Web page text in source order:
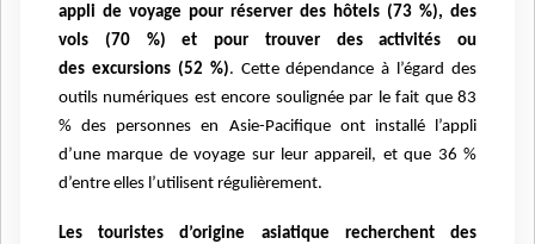
appli de voyage pour réserver des hôtels (73 %), des
vols (70 %) et pour trouver des activités ou
des excursions (52 %). Cette dépendance à l’égard des
outils numériques est encore soulignée par le fait que 83
%des personnes en Asie-Pacifique ont installé l’appli
d’une marque de voyage sur leur appareil, et que 36 %
d’entre elles l’utilisent régulièrement.
Les touristes d’origine asiatique recherchent des